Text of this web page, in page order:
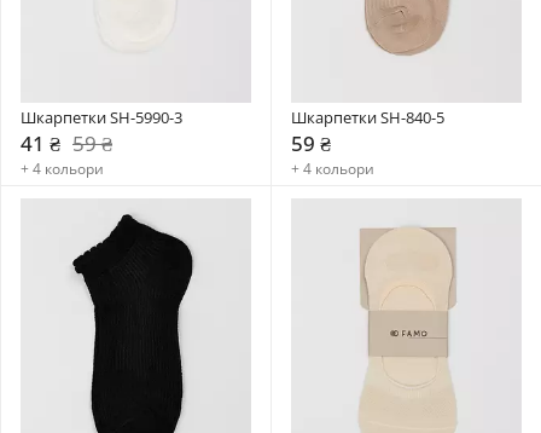
Шкарпетки SH-5990-3
41 ₴ 59 ₴
+ 4 кольори
Шкарпетки SH-840-5
59 ₴
+ 4 кольори